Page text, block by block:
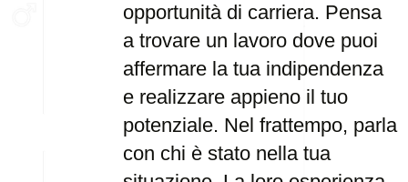
opportunità di carriera. Pensa
a trovare un lavoro dove puoi
affermare la tua indipendenza
e realizzare appieno il tuo
potenziale. Nel frattempo, parla
con chi è stato nella tua